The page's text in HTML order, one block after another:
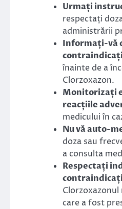
Urmați
respectați
administrării
Informați-vă
înainte de a
Clorzoxazon.
Monitorizați
reacțiile
medicului în
Nu vă auto-
doza sau
a consulta
Respectați
care a fost